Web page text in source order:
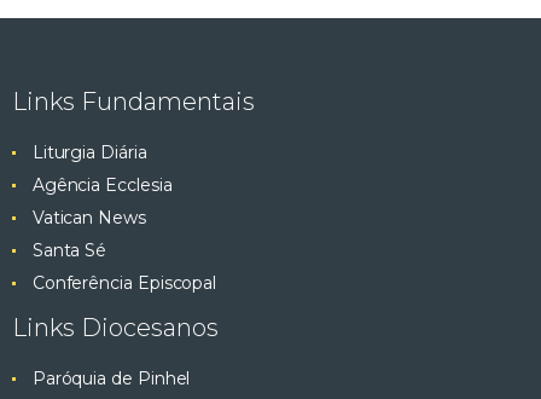
Links Fundamentais
Liturgia Diária
Agência Ecclesia
Vatican News
Santa Sé
Conferência Episcopal
Links Diocesanos
Paróquia de Pinhel